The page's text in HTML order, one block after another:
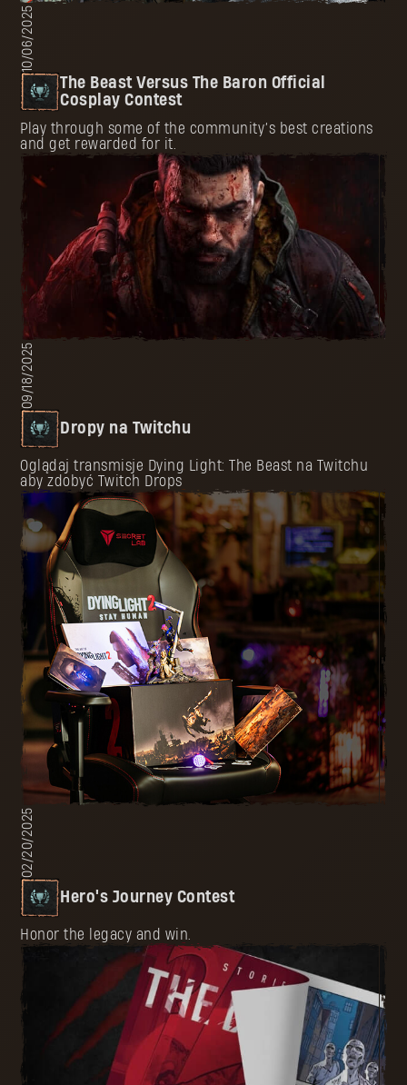
10/06/2025
The Beast Versus The Baron Official
Cosplay Contest
Play through some of the community’s best creations
and get rewarded for it.
09/18/2025
Dropy na Twitchu
Oglądaj transmisje Dying Light: The Beast na Twitchu
aby zdobyć Twitch Drops
02/20/2025
Hero's Journey Contest
Honor the legacy and win.